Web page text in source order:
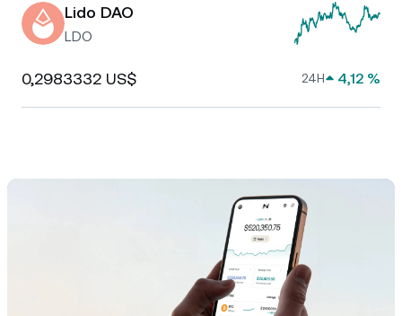
Lido DAO
LDO
0,2983332 US$ 24H 4,12 %